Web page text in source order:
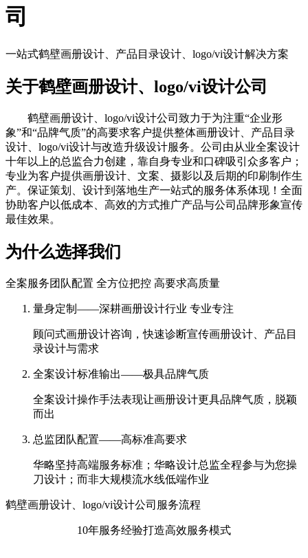
司
一站式鹤壁画册设计、产品目录设计、logo/vi设计解决方案
关于鹤壁画册设计、logo/vi设计公司
鹤壁画册设计、logo/vi设计公司致力于为注重“企业形
象”和“品牌气质”的高要求客户提供整体画册设计、产品目录
设计、logo/vi设计与改造升级设计服务。公司由从业全案设计
十年以上的总监合力创建，靠自身专业和口碑吸引众多客户；
专业为客户提供画册设计、文案、摄影以及后期的印刷制作生
产。保证策划、设计到落地生产一站式的服务体系体现！全面
协助客户以低成本、高效的方式推广产品与公司品牌形象宣传
最佳效果。
为什么选择我们
全案服务团队配置 全方位把控 高要求高质量
量身定制——深耕画册设计行业 专业专注
顾问式画册设计咨询，快速诊断宣传画册设计、产品目
录设计与需求
全案设计标准输出——极具品牌气质
全案设计操作手法表现让画册设计更具品牌气质，脱颖
而出
总监团队配置——高标准高要求
华略坚持高端服务标准；华略设计总监全程参与为您操
刀设计；而非大规模流水线低端作业
鹤壁画册设计、logo/vi设计公司服务流程
10年服务经验打造高效服务模式